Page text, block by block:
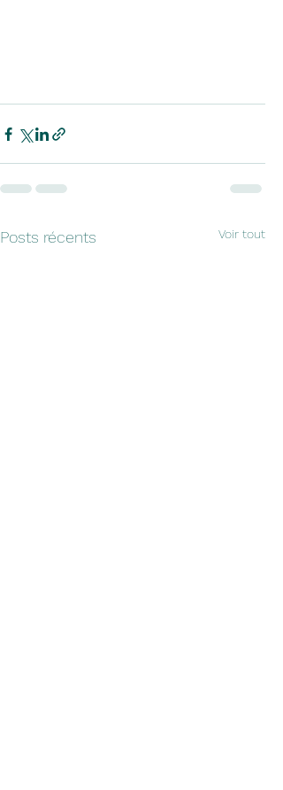
Posts récents Voir tout